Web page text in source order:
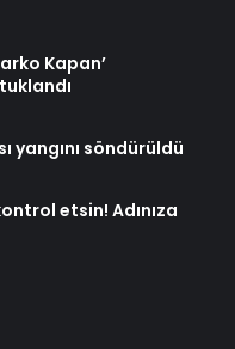
Kapan’
yangını söndürüldü
etsin! Adınıza